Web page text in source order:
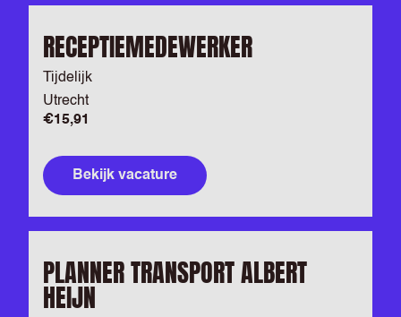
RECEPTIEMEDEWERKER
Tijdelijk
Utrecht
€15,91
Bekijk vacature
PLANNER TRANSPORT ALBERT
HEIJN